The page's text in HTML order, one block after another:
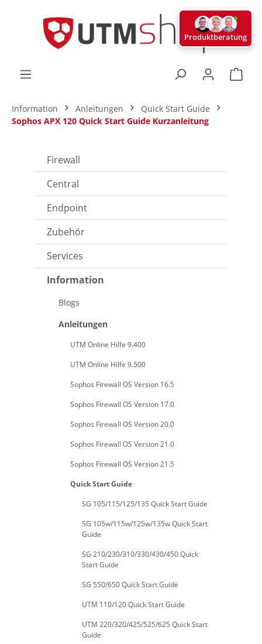
Information Anleitungen
Quick Start Guide
Sophos APX 120 Quick Start Guide Kurzanleitung
Firewall
Central
Endpoint
Zubehör
Services
Information
Blogs
Anleitungen
UTM Online Hilfe 9.400
UTM Online Hilfe 9.500
Sophos Firewall OS Version 16.5
Sophos Firewall OS Version 17.0
Sophos Firewall OS Version 20.0
Sophos Firewall OS Version 21.0
Sophos Firewall OS Version 21.5
Quick Start Guide
SG 105/115/125/135 Quick Start Guide
SG 105w/115w/125w/135w Quick Start
Guide
SG 210/230/310/330/430/450 Quick
Start Guide
SG 550/650 Quick Start Guide
UTM 110/120 Quick Start Guide
UTM 220/320/425/525/625 Quick Start
Guide
Produktberatung